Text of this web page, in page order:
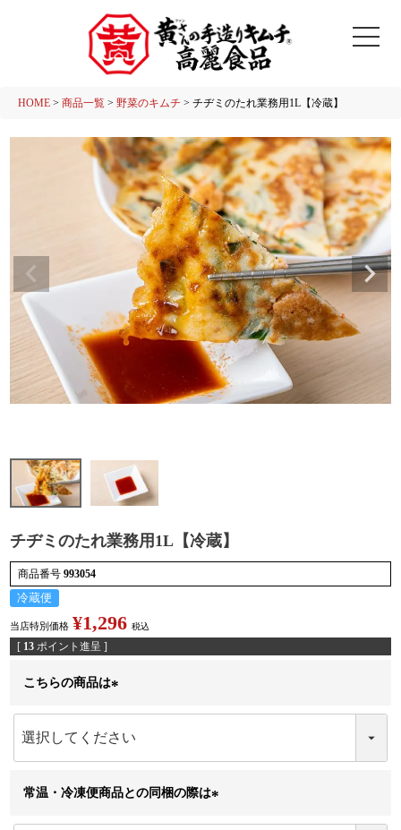
HOME 商品一覧 野菜のキムチ チヂミのたれ業務用1L【冷蔵】
チヂミのたれ業務用1L【冷蔵】
商品番号 993054
冷蔵便
当店特別価格 ¥1,296 税込
[ 13 ポイント進呈 ]
こちらの商品は
須
)
常温・冷凍便商品との同梱の際は